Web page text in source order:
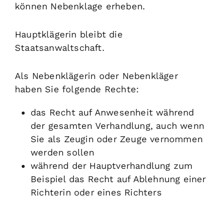
können Nebenklage erheben.
Hauptklägerin bleibt die
Staatsanwaltschaft.
Als Nebenklägerin oder Nebenkläger
haben Sie folgende Rechte:
das Recht auf Anwesenheit während
der gesamten Verhandlung, auch wenn
Sie als Zeugin oder Zeuge vernommen
werden sollen
während der Hauptverhandlung zum
Beispiel das Recht auf Ablehnung einer
Richterin oder eines Richters